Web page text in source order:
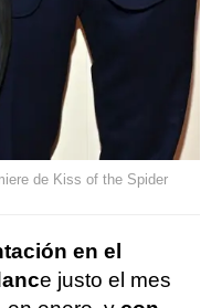
de Kiss of the Spider
en el
e justo el mes